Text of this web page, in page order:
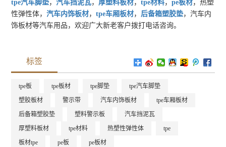
tpe汽车脚垫，汽车挡泥瓦， 厚塑料板材，tpe材料，pe板材，热塑
性弹性体，汽车内饰板材，tpe车厢板材， 后备箱塑胶垫，汽车内
饰板材等汽车用品，欢迎广大新老客户拨打电话咨询。
标签
tpe板 tpe板材 tpe脚垫
tpe汽车脚垫
塑胶板材
警示带 汽车内饰板材
tpe车厢板材
后备箱塑胶垫
塑料警示板
汽车挡泥瓦
厚塑料板材
tpe材料 热塑性弹性体
tpe
板材tpe
pe板 pe板材